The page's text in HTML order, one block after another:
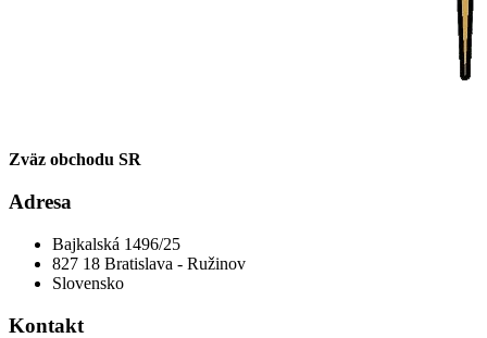
Zväz obchodu SR
Adresa
Bajkalská 1496/25
827 18 Bratislava - Ružinov
Slovensko
Kontakt